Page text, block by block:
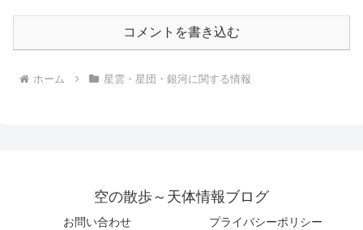
コメントを書き込む
ホーム 星雲・星団・銀河に関する情報
空の散歩～天体情報ブログ
お問い合わせ
プライバシーポリシー